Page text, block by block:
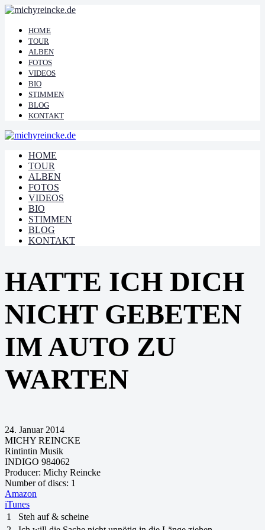
HOME
TOUR
ALBEN
FOTOS
VIDEOS
BIO
STIMMEN
BLOG
KONTAKT
HOME
TOUR
ALBEN
FOTOS
VIDEOS
BIO
STIMMEN
BLOG
KONTAKT
HATTE ICH DICH
NICHT GEBETEN
IM AUTO ZU
WARTEN
24. Januar 2014
MICHY REINCKE
Rintintin Musik
INDIGO 984062
Producer: Michy Reincke
Number of discs: 1
Amazon
iTunes
1
Steh auf & scheine